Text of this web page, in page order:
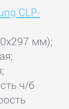
CLP-
мм);
ч/б